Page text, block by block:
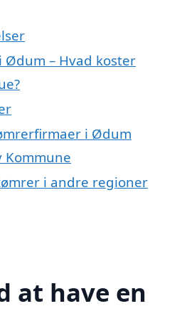
Ødum – Hvad koster
i Ødum
Kommune
i andre regioner
at have en